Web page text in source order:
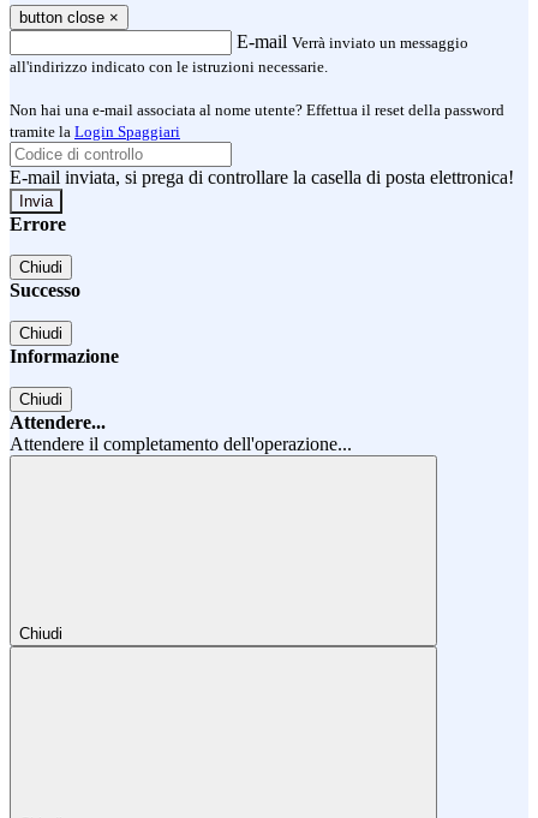
button close ×
E-mail Verrà inviato un messaggio
all'indirizzo indicato con le istruzioni necessarie.
Non hai una e-mail associata al nome utente? Effettua il reset della password
tramite la Login Spaggiari
E-mail inviata, si prega di controllare la casella di posta elettronica!
Errore
Chiudi
Successo
Chiudi
Informazione
Chiudi
Attendere...
Attendere il completamento dell'operazione...
Chiudi